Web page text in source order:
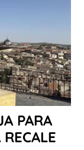
PARA